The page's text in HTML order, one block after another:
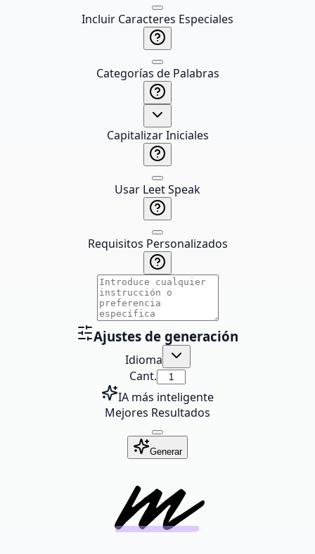
Incluir Caracteres Especiales
Categorías de Palabras
Capitalizar Iniciales
Usar Leet Speak
Requisitos Personalizados
Ajustes de generación
Idioma
Cant.
IA más inteligente
Mejores Resultados
Generar